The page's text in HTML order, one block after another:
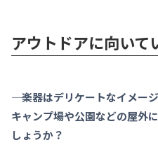
アウトドアに向いて
―― 楽器はデリケートなイメー
キャンプ場や公園などの屋外
しょうか？